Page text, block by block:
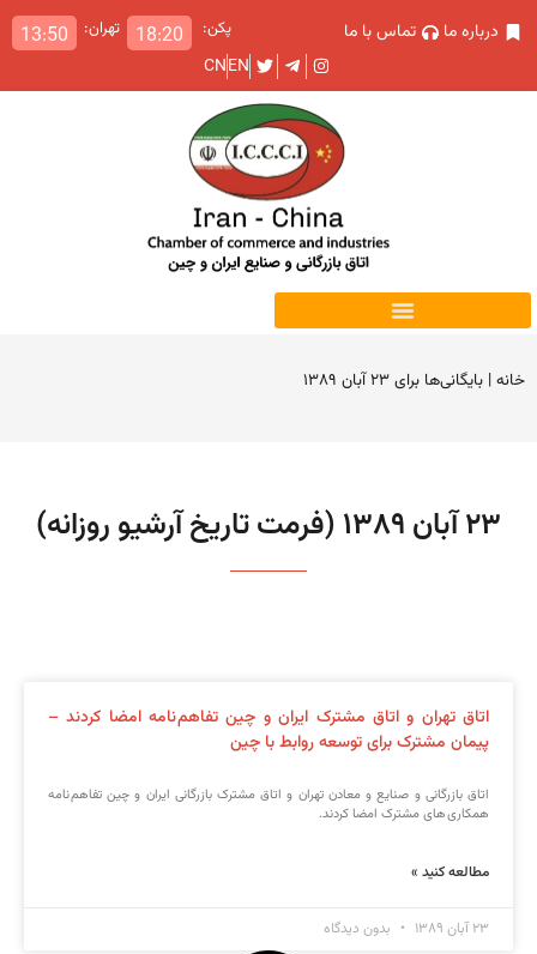
درباره ما تماس با ما پکن: 18:20 تهران: 13:50
EN
CN
خانه| بایگانی‌ها برای ۲۳ آبان ۱۳۸۹
۲۳ آبان ۱۳۸۹ (فرمت تاریخ آرشیو روزانه)
اتاق تهران و اتاق مشترک ایران و چین تفاهم نامه امضا کردند –
پیمان مشترک برای توسعه روابط با چین
اتاق بازرگانی و صنایع و معادن تهران و اتاق مشترک بازرگانی ایران و چین تفاهم نامه
همکاری های مشترک امضا کردند.
مطالعه کنید »
۲۳ آبان ۱۳۸۹ بدون دیدگاه